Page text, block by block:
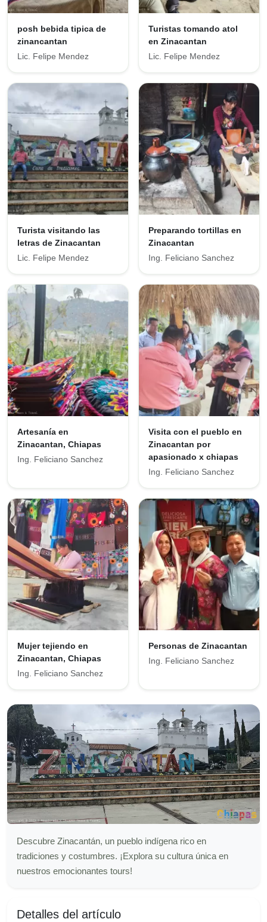
posh bebida tipica de
zinancantan
Lic. Felipe Mendez
Turistas tomando atol
en Zinacantan
Lic. Felipe Mendez
Turista visitando las
letras de Zinacantan
Lic. Felipe Mendez
Preparando tortillas en
Zinacantan
Ing. Feliciano Sanchez
Artesanía en
Zinacantan, Chiapas
Ing. Feliciano Sanchez
Visita con el pueblo en
Zinacantan por
apasionado x chiapas
Ing. Feliciano Sanchez
Mujer tejiendo en
Zinacantan, Chiapas
Ing. Feliciano Sanchez
Personas de Zinacantan
Ing. Feliciano Sanchez
Descubre Zinacantán, un pueblo indígena rico en
tradiciones y costumbres. ¡Explora su cultura única en
nuestros emocionantes tours!
Detalles del artículo